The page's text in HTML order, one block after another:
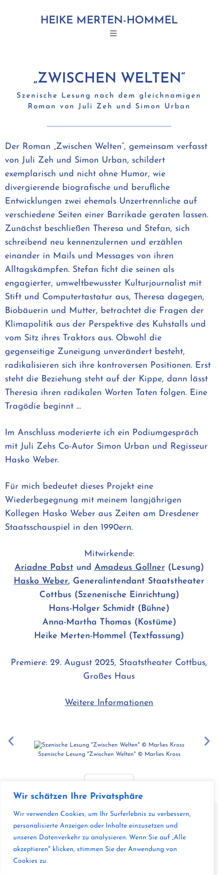
Wir schätzen Ihre Privatsphäre
Wir verwenden Cookies, um Ihr Surferlebnis zu verbessern,
personalisierte Anzeigen oder Inhalte einzusetzen und
unseren Datenverkehr zu analysieren. Wenn Sie auf „Alle
akzeptieren" klicken, stimmen Sie der Anwendung von
Cookies zu.
HEIKE MERTEN-HOMMEL
„ZWISCHEN WELTEN“
Szenische Lesung nach dem gleichnamigen
Roman von Juli Zeh und Simon Urban
Der Roman „Zwischen Welten“, gemeinsam verfasst
von Juli Zeh und Simon Urban, schildert
exemplarisch und nicht ohne Humor, wie
divergierende biografische und berufliche
Entwicklungen zwei ehemals Unzertrennliche auf
verschiedene Seiten einer Barrikade geraten lassen.
Zunächst beschließen Theresa und Stefan, sich
schreibend neu kennenzulernen und erzählen
einander in Mails und Messages von ihren
Alltagskämpfen. Stefan ficht die seinen als
engagierter, umweltbewusster Kulturjournalist mit
Stift und Computertastatur aus, Theresa dagegen,
Biobäuerin und Mutter, betrachtet die Fragen der
Klimapolitik aus der Perspektive des Kuhstalls und
vom Sitz ihres Traktors aus. Obwohl die
gegenseitige Zuneigung unverändert besteht,
radikalisieren sich ihre kontroversen Positionen. Erst
steht die Beziehung steht auf der Kippe, dann lässt
Theresia ihren radikalen Worten Taten folgen. Eine
Tragödie beginnt …
Im Anschluss moderierte ich ein Podiumgespräch
mit Juli Zehs Co-Autor Simon Urban und Regisseur
Hasko Weber.
Für mich bedeutet dieses Projekt eine
Wiederbegegnung mit meinem langjährigen
Kollegen Hasko Weber aus Zeiten am Dresdener
Staatsschauspiel in den 1990ern.
Mitwirkende:
Ariadne Pabstund Amadeus Gollner(Lesung)
Hasko Weber, Generalintendant Staatstheater
Cottbus (Szenenische Einrichtung)
Hans-Holger Schmidt (Bühne)
Anna-Martha Thomas (Kostüme)
Heike Merten-Hommel (Textfassung)
Premiere: 29. August 2025, Staatstheater Cottbus,
Großes Haus
Weitere Informationen
Szenische Lesung "Zwischen Welten" © Marlies Kross